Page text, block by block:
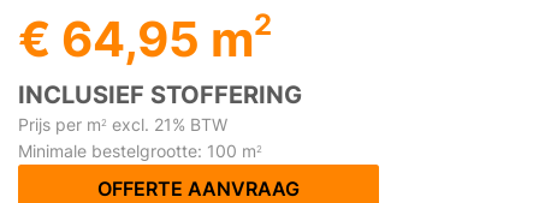
€ 64,95 m2
INCLUSIEF STOFFERING
Prijs per m2 excl. 21% BTW
Minimale bestelgrootte: 100 m2
OFFERTE AANVRAAG